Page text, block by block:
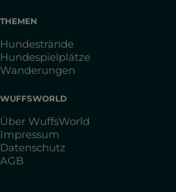
THEMEN
Hundestrände
Hundespielplätze
Wanderungen
WUFFSWORLD
Über WuffsWorld
Impressum
Datenschutz
AGB